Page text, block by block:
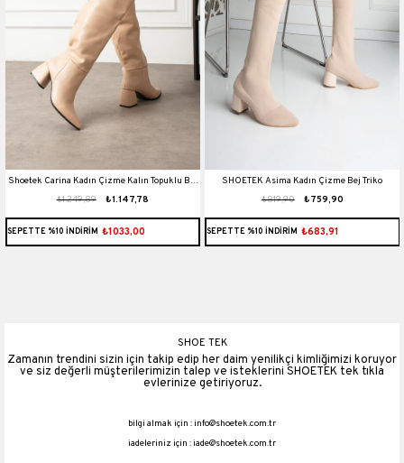
Shoetek Carina Kadın Çizme Kalın Topuklu Bej
Deri₺1.147,78
₺1.249,89
SEPETTE %10 İNDİRİM ₺1033,00
SHOETEK Asima Kadın Çizme Bej Triko
₺759,90
₺819,90
SEPETTE %10 İNDİRİM ₺683,91
SHOE TEK
Zamanın trendini sizin için takip edip her daim yenilikçi kimliğimizi koruyor
ve siz değerli müşterilerimizin talep ve isteklerini SHOETEK tek tıkla
evlerinize getiriyoruz.
bilgi almak için :info@shoetek.com.tr
iadeleriniz için :iade@shoetek.com.tr